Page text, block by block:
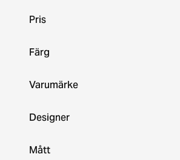
Pris
Färg
Varumärke
Designer
Mått